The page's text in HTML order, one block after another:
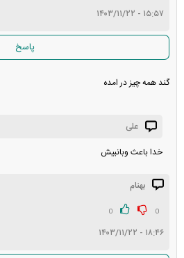
۱۵:۵۷ - ۱۴۰۳/۱۱/۲۲
پاسخ
گند همه چیز در امده
علی
خدا باعث وبانبیش
بهنام
0
0
۱۸:۴۶ - ۱۴۰۳/۱۱/۲۲